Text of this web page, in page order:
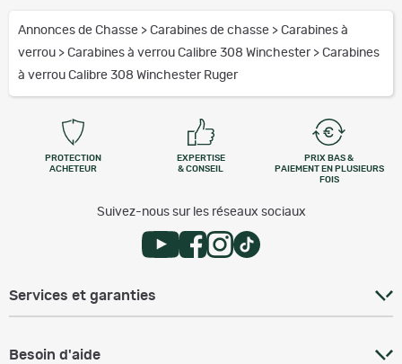
Annonces de Chasse > Carabines de chasse > Carabines à
verrou > Carabines à verrou Calibre 308 Winchester > Carabines
à verrou Calibre 308 Winchester Ruger
PROTECTION
ACHETEUR
EXPERTISE
& CONSEIL
PRIX BAS &
PAIEMENT EN PLUSIEURS
FOIS
Suivez-nous sur les réseaux sociaux
Services et garanties
Besoin d'aide